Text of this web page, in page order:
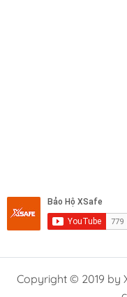
Copyright © 2019 by